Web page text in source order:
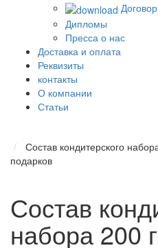
Договор
Дипломы
Пресса о нас
Доставка и оплата
Реквизиты
контакты
О компании
Статьи
Состав кондитерского
подарков
Состав
набора 200